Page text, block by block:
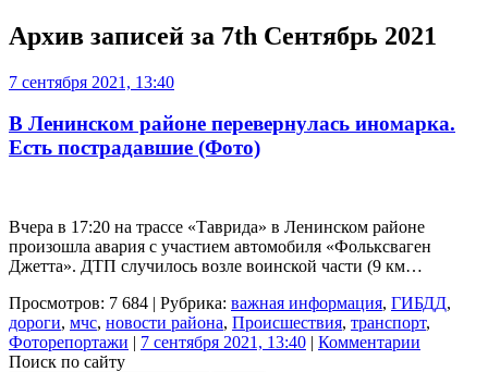
Архив записей за 7th Сентябрь 2021
7 сентября 2021, 13:40
В Ленинском районе перевернулась иномарка.
Есть пострадавшие (Фото)
Вчера в 17:20 на трассе «Таврида» в Ленинском районе
произошла авария с участием автомобиля «Фольксваген
Джетта». ДТП случилось возле воинской части (9 км…
Просмотров: 7 684 | Рубрика: важная информация, ГИБДД,
дороги, мчс, новости района, Происшествия, транспорт,
Фоторепортажи | 7 сентября 2021, 13:40 | Комментарии
Поиск по сайту